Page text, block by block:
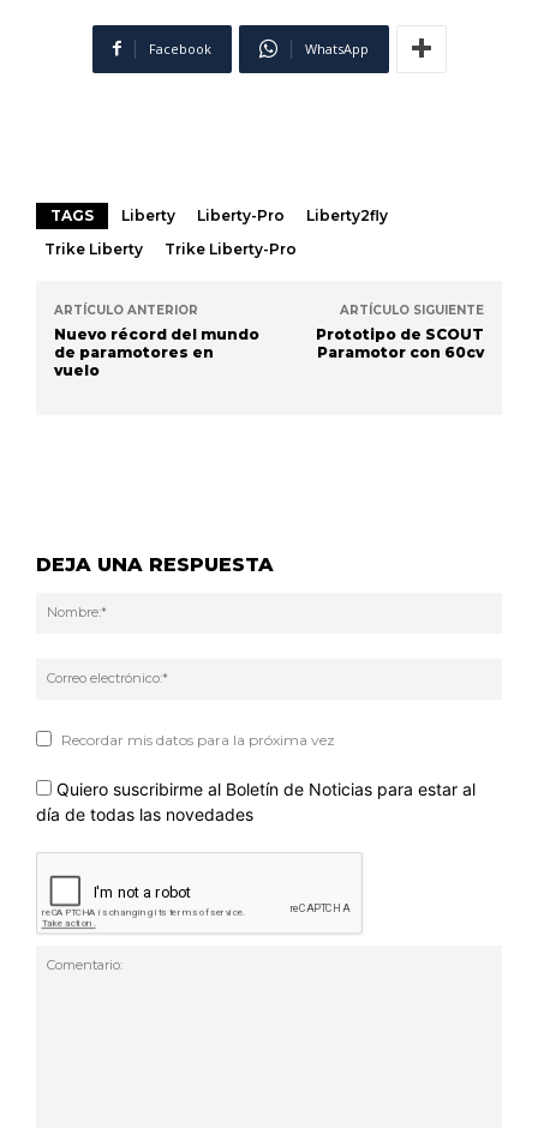
Facebook WhatsApp
TAGS Liberty Liberty-Pro
Liberty2fly
Trike Liberty
Trike Liberty-Pro
ARTÍCULO ANTERIOR
Nuevo récord del mundo
de paramotores en
vuelo
ARTÍCULO SIGUIENTE
Prototipo de SCOUT
Paramotor con 60cv
DEJA UNA RESPUESTA
Recordar mis datos para la próxima vez
Quiero suscribirme al Boletín de Noticias para estar al
día de todas las novedades